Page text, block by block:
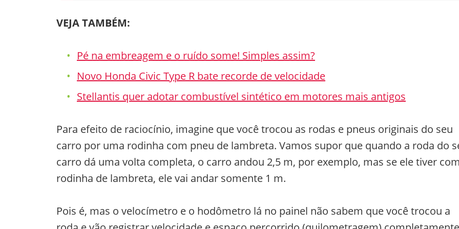
VEJA TAMBÉM:
Pé na embreagem e o ruído some! Simples assim?
Novo Honda Civic Type R bate recorde de velocidade
Stellantis quer adotar combustível sintético em motores mais antigos
Para efeito de raciocínio, imagine que você trocou as rodas e pneus originais do seu
carro por uma rodinha com pneu de lambreta. Vamos supor que quando a roda do
carro dá uma volta completa, o carro andou 2,5 m, por exemplo, mas se ele tiver
rodinha de lambreta, ele vai andar somente 1 m.
Pois é, mas o velocímetro e o hodômetro lá no painel não sabem que você trocou a